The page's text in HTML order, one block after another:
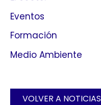
Eventos
Formación
Medio Ambiente
VOLVER A NOTICIAS